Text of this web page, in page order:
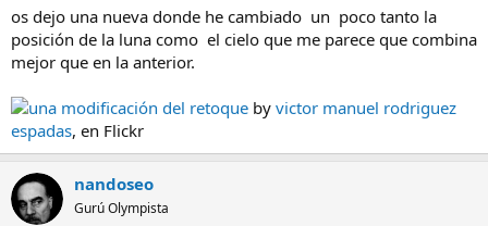
os dejo una nueva donde he cambiado un poco tanto la
posición de la luna como el cielo que me parece que combina
mejor que en la anterior.
una modificación del retoque by victor manuel rodriguez
espadas, en Flickr
nandoseo
Gurú Olympista